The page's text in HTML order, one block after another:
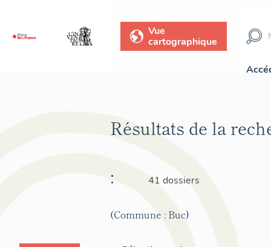
Vue
cartographique
Résultats de la
:
41 dossiers
(Commune : Buc)